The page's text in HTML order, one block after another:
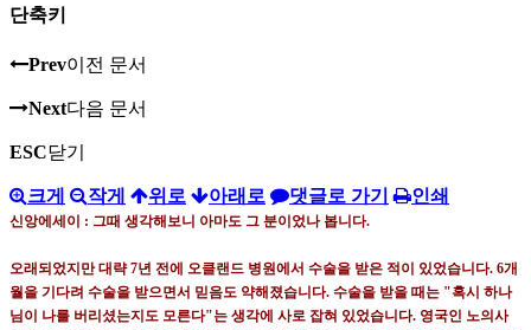
단축키
Prev이전 문서
Next다음 문서
ESC닫기
크게 작게 위로 아래로 댓글로 가기 인쇄
신앙에세이 : 그때 생각해보니 아마도 그 분이었나 봅니다.
오래되었지만 대략7년 전에 오클랜드 병원에서 수술을 받은 적이 있었습니다. 6개
월을 기다려 수술을 받으면서 믿음도 약해졌습니다. 수술을 받을 때는 "혹시 하나
님이 나를 버리셨는지도 모른다"는 생각에 사로 잡혀 있었습니다. 영국인 노의사